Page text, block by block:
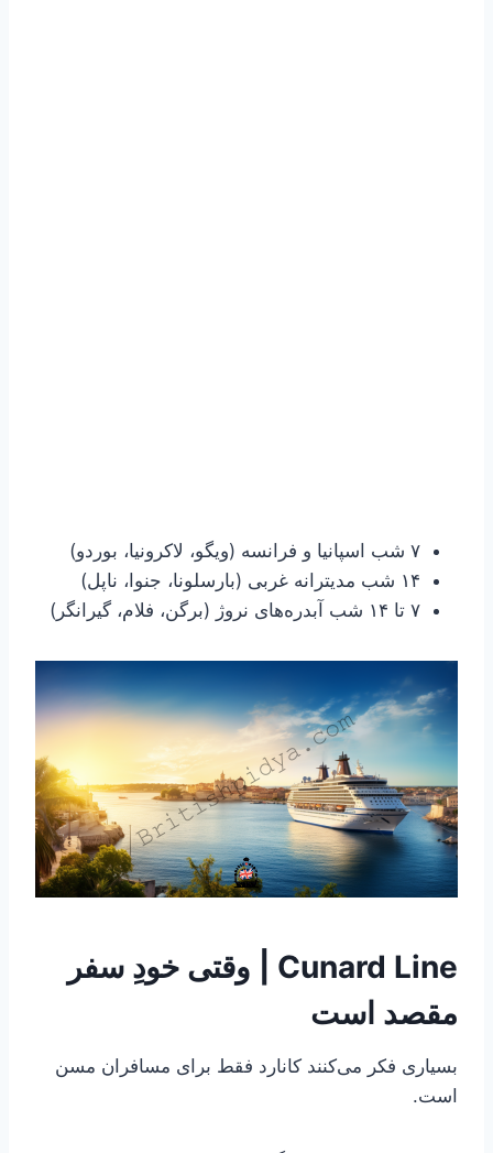
۷ شب اسپانیا و فرانسه (ویگو، لاکرونیا، بوردو)
۱۴ شب مدیترانه غربی (بارسلونا، جنوا، ناپل)
۷ تا ۱۴ شب آبدره‌های نروژ (برگن، فلام، گیرانگر)
Cunard Line | وقتی خودِ سفر
مقصد است
بسیاری فکر می‌کنند کانارد فقط برای مسافران مسن
است.